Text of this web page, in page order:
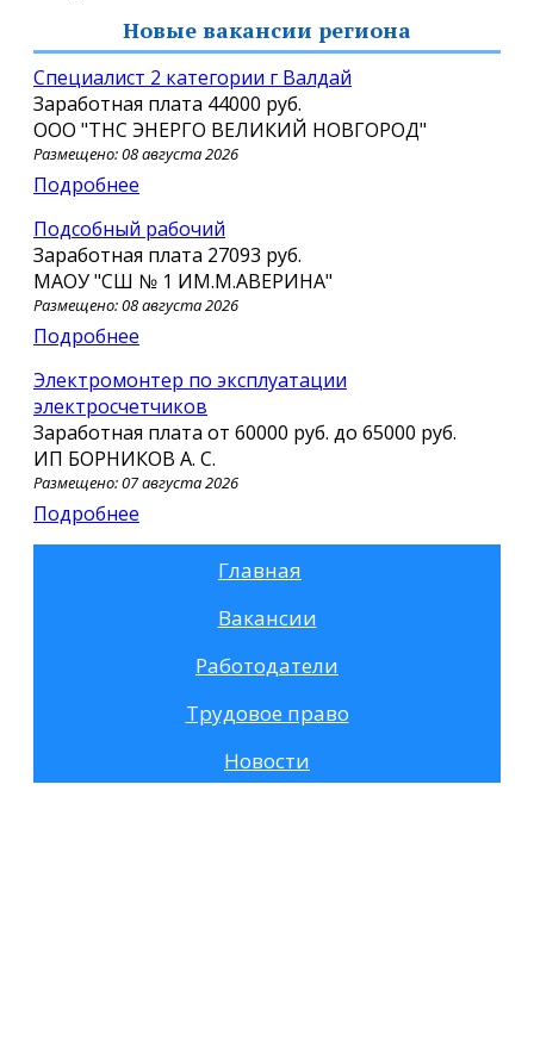
Новые вакансии региона
Специалист 2 категории г Валдай
Заработная плата 44000 руб.
ООО "ТНС ЭНЕРГО ВЕЛИКИЙ НОВГОРОД"
Размещено: 08 августа 2026
Подробнее
Подсобный рабочий
Заработная плата 27093 руб.
МАОУ "СШ № 1 ИМ.М.АВЕРИНА"
Размещено: 08 августа 2026
Подробнее
Электромонтер по эксплуатации
электросчетчиков
Заработная плата от 60000 руб. до 65000 руб.
ИП БОРНИКОВ А. С.
Размещено: 07 августа 2026
Подробнее
Главная
Вакансии
Работодатели
Трудовое право
Новости